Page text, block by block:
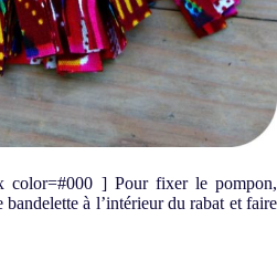
color=#000 ] Pour fixer le pompon,
à l’intérieur du rabat et faire